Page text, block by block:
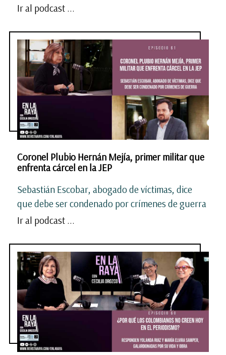
Ir al podcast ...
Coronel Plubio Hernán Mejía, primer militar que
enfrenta cárcel en la JEP
Sebastián Escobar, abogado de víctimas, dice
que debe ser condenado por crímenes de guerra
Ir al podcast ...